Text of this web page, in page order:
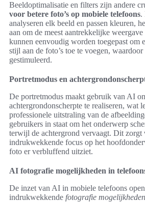
Beeldoptimalisatie en filters zijn andere
voor betere foto’s op mobiele telefoons.
analyseren elk beeld en passen kleuren,
aan om de meest aantrekkelijke
kunnen eenvoudig worden toegepast om
stijl aan de foto’s toe te voegen,
gestimuleerd.
Portretmodus en
De portretmodus maakt gebruik van AI
achtergrondonscherpte te realiseren, wat
professionele uitstraling van de
gebruikers in staat om het onderwerp
terwijl de achtergrond vervaagt. Dit zorgt
indrukwekkende focus op het
foto er verbluffend uitziet.
AI fotografie mogelijkheden in
De inzet van AI in mobiele telefoons
indrukwekkende fotografie mogelijkheden